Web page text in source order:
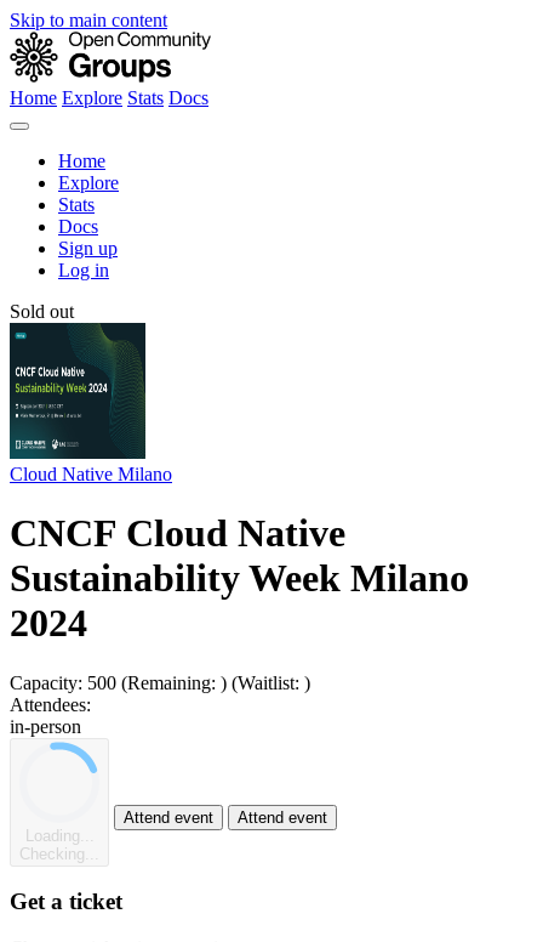
Skip to main content
Home Explore Stats Docs
Home
Explore
Stats
Docs
Sign up
Log in
Sold out
Cloud Native Milano
CNCF Cloud Native
Sustainability Week Milano
2024
Capacity: 500 (Remaining: ) (Waitlist: )
Attendees:
in-person
Loading...
Checking...
Attend event Attend event
Get a ticket